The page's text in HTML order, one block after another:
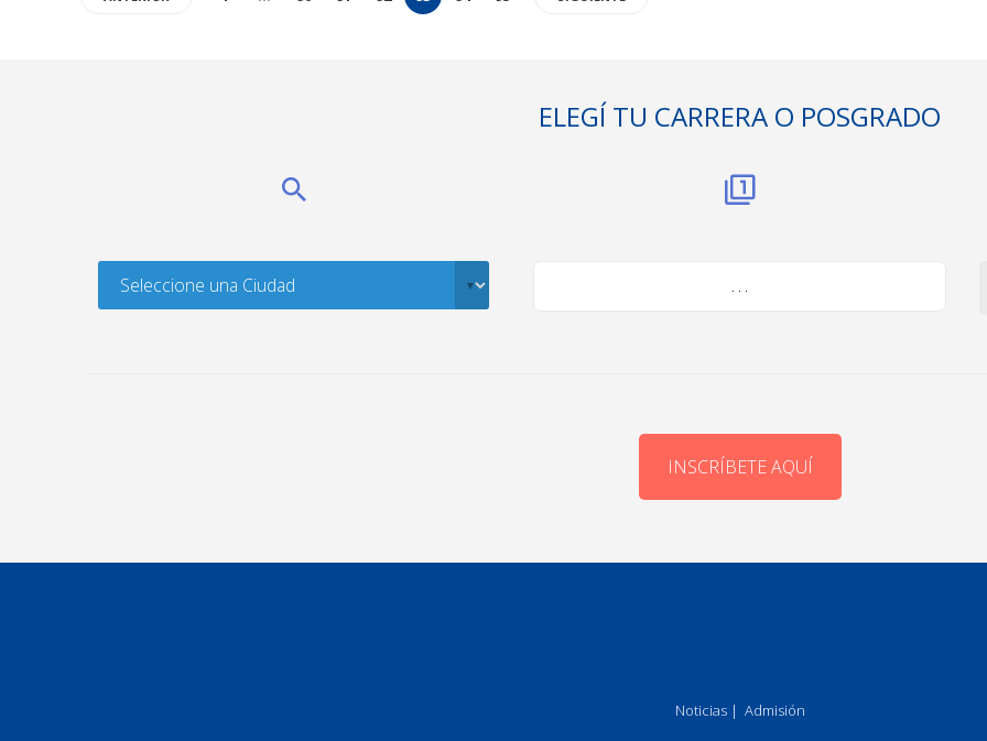
ELEGÍ TU CARRERA O POSGRADO
. . .
INSCRÍBETE AQUÍ
Noticias| Admisión